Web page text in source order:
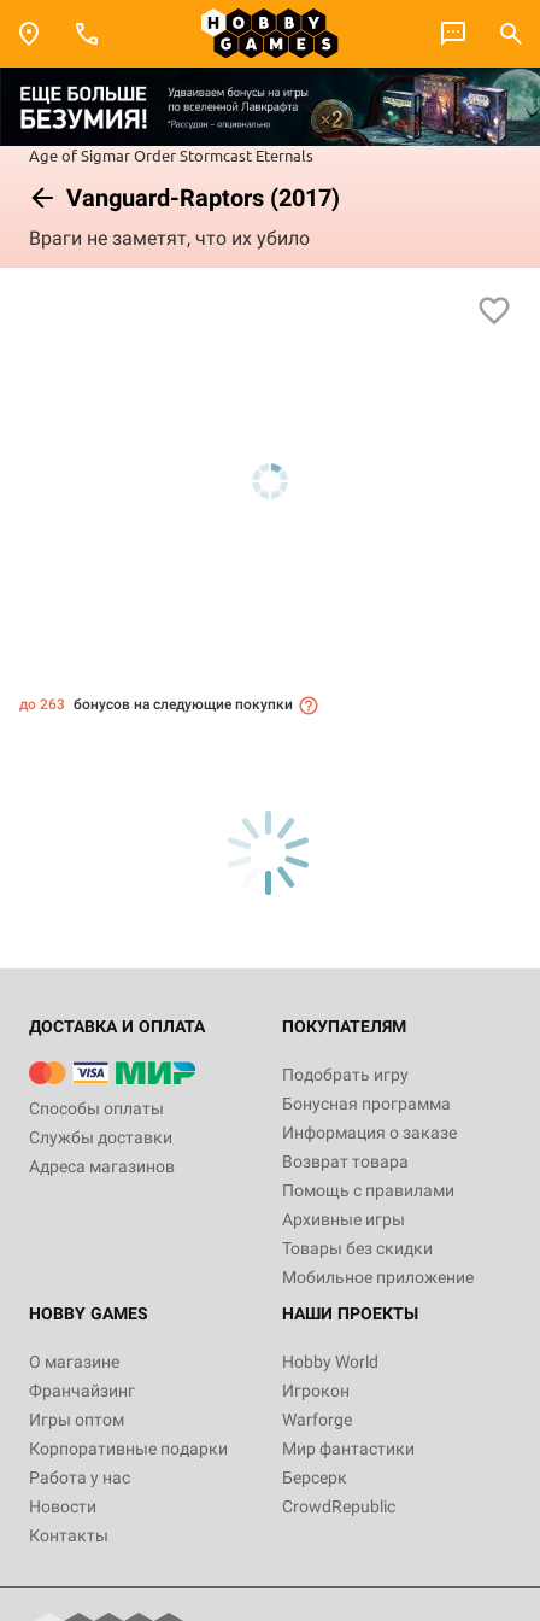
Age of SigmarOrderStormcast Eternals
Vanguard-Raptors (2017)
Враги не заметят, что их убило
до 263 бонусов на следующие покупки
ДОСТАВКА И ОПЛАТА
Способы оплаты
Службы доставки
Адреса магазинов
ПОКУПАТЕЛЯМ
Подобрать игру
Бонусная программа
Информация о заказе
Возврат товара
Помощь с правилами
Архивные игры
Товары без скидки
Мобильное приложение
HOBBY GAMES
О магазине
Франчайзинг
Игры оптом
Корпоративные подарки
Работа у нас
Новости
Контакты
НАШИ ПРОЕКТЫ
Hobby World
Игрокон
Warforge
Мир фантастики
Берсерк
CrowdRepublic